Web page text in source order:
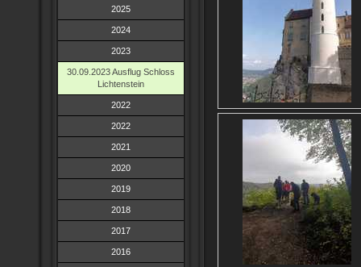
2025
2024
2023
30.09.2023 Ausflug Schloss
Lichtenstein
2022
2022
2021
2020
2019
2018
2017
2016